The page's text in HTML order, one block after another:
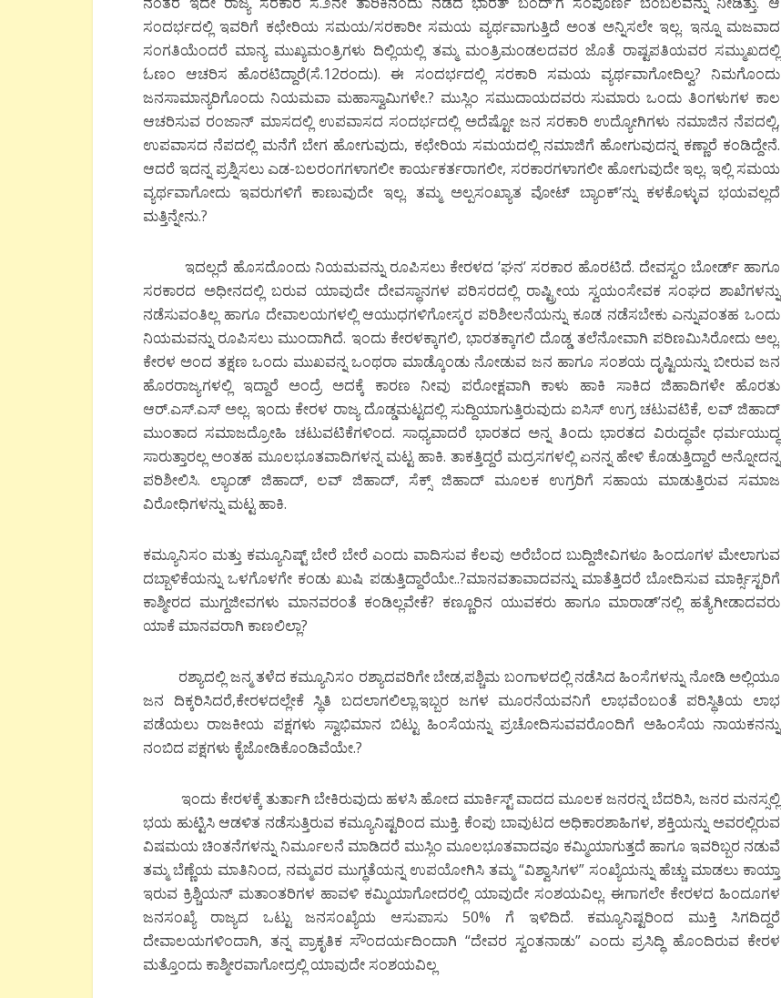
ಸಂದರ್ಭದಲ್ಲಿ ಇವರಿಗೆ ಕಛೇರಿಯ ಸಮಯ/ಸರಕಾರೀ ಸಮಯ ವ್ಯರ್ಥವಾಗುತ್ತಿದೆ ಅಂತ ಅನ್ನಿಸಲೇ ಇಲ್ಲ. ಇನ್ನೂ ಮಜವಾದ
ಸಂಗತಿಯೆಂದರೆ ಮಾನ್ಯ ಮುಖ್ಯಮಂತ್ರಿಗಳು ದಿಲ್ಲಿಯಲ್ಲಿ ತಮ್ಮ ಮಂತ್ರಿಮಂಡಲದವರ ಜೊತೆ ರಾಷ್ಟಪತಿಯವರ ಸಮ್ಮುಖದಲ್ಲಿ
ಓಣಂ ಆಚರಿಸ ಹೊರಟಿದ್ದಾರೆ(ಸೆ.12ರಂದು). ಈ ಸಂದರ್ಭದಲ್ಲಿ ಸರಕಾರಿ ಸಮಯ ವ್ಯರ್ಥವಾಗೋದಿಲ್ವ? ನಿಮಗೊಂದು
ಜನಸಾಮಾನ್ಯರಿಗೊಂದು ನಿಯಮವಾ ಮಹಾಸ್ವಾಮಿಗಳೇ.? ಮುಸ್ಲಿಂ ಸಮುದಾಯದವರು ಸುಮಾರು ಒಂದು ತಿಂಗಳುಗಳ ಕಾಲ
ಆಚರಿಸುವ ರಂಜಾನ್ ಮಾಸದಲ್ಲಿ ಉಪವಾಸದ ಸಂದರ್ಭದಲ್ಲಿ ಅದೆಷ್ಟೋ ಜನ ಸರಕಾರಿ ಉದ್ಯೋಗಿಗಳು ನಮಾಜಿನ ನೆಪದಲ್ಲಿ,
ಉಪವಾಸದ ನೆಪದಲ್ಲಿ ಮನೆಗೆ ಬೇಗ ಹೋಗುವುದು, ಕಛೇರಿಯ ಸಮಯದಲ್ಲಿ ನಮಾಜಿಗೆ ಹೋಗುವುದನ್ನ ಕಣ್ಣಾರೆ ಕಂಡಿದ್ದೇನೆ.
ಆದರೆ ಇದನ್ನ ಪ್ರಶ್ನಿಸಲು ಎಡ-ಬಲರಂಗಗಳಾಗಲೀ ಕಾರ್ಯಕರ್ತರಾಗಲೀ, ಸರಕಾರಗಳಾಗಲೀ ಹೋಗುವುದೇ ಇಲ್ಲ. ಇಲ್ಲಿ ಸಮಯ
ವ್ಯರ್ಥವಾಗೋದು ಇವರುಗಳಿಗೆ ಕಾಣುವುದೇ ಇಲ್ಲ. ತಮ್ಮ ಅಲ್ಪಸಂಖ್ಯಾತ ವೋಟ್ ಬ್ಯಾಂಕ್’ನ್ನು ಕಳಕೊಳ್ಳುವ ಭಯವಲ್ಲದೆ
ಮತ್ತಿನ್ನೇನು.?
ಇದಲ್ಲದೆ ಹೊಸದೊಂದು ನಿಯಮವನ್ನು ರೂಪಿಸಲು ಕೇರಳದ ’ಘನ’ ಸರಕಾರ ಹೊರಟಿದೆ. ದೇವಸ್ವಂ ಬೋರ್ಡ್ ಹಾಗೂ
ಸರಕಾರದ ಅಧೀನದಲ್ಲಿ ಬರುವ ಯಾವುದೇ ದೇವಸ್ಥಾನಗಳ ಪರಿಸರದಲ್ಲಿ ರಾಷ್ಟ್ರೀಯ ಸ್ವಯಂಸೇವಕ ಸಂಘದ ಶಾಖೆಗಳನ್ನು
ನಡೆಸುವಂತಿಲ್ಲ ಹಾಗೂ ದೇವಾಲಯಗಳಲ್ಲಿ ಆಯುಧಗಳಿಗೋಸ್ಕರ ಪರಿಶೀಲನೆಯನ್ನು ಕೂಡ ನಡೆಸಬೇಕು ಎನ್ನುವಂತಹ ಒಂದು
ನಿಯಮವನ್ನು ರೂಪಿಸಲು ಮುಂದಾಗಿದೆ. ಇಂದು ಕೇರಳಕ್ಕಾಗಲಿ, ಭಾರತಕ್ಕಾಗಲಿ ದೊಡ್ಡ ತಲೆನೋವಾಗಿ ಪರಿಣಮಿಸಿರೋದು ಅಲ್ಲ.
ಕೇರಳ ಅಂದ ತಕ್ಷಣ ಒಂದು ಮುಖವನ್ನ ಒಂಥರಾ ಮಾಡ್ಕೊಂಡು ನೋಡುವ ಜನ ಹಾಗೂ ಸಂಶಯ ದೃಷ್ಟಿಯನ್ನು ಬೀರುವ ಜನ
ಹೊರರಾಜ್ಯಗಳಲ್ಲಿ ಇದ್ದಾರೆ ಅಂದ್ರೆ ಅದಕ್ಕೆ ಕಾರಣ ನೀವು ಪರೋಕ್ಷವಾಗಿ ಕಾಳು ಹಾಕಿ ಸಾಕಿದ ಜಿಹಾದಿಗಳೇ ಹೊರತು
ಆರ್.ಎಸ್.ಎಸ್ ಅಲ್ಲ. ಇಂದು ಕೇರಳ ರಾಜ್ಯ ದೊಡ್ಡಮಟ್ಟದಲ್ಲಿ ಸುದ್ದಿಯಾಗುತ್ತಿರುವುದು ಐಸಿಸ್ ಉಗ್ರ ಚಟುವಟಿಕೆ, ಲವ್ ಜಿಹಾದ್
ಮುಂತಾದ ಸಮಾಜದ್ರೋಹಿ ಚಟುವಟಿಕೆಗಳಿಂದ. ಸಾಧ್ಯವಾದರೆ ಭಾರತದ ಅನ್ನ ತಿಂದು ಭಾರತದ ವಿರುದ್ಧವೇ ಧರ್ಮಯುದ್ಧ
ಸಾರುತ್ತಾರಲ್ಲ ಅಂತಹ ಮೂಲಭೂತವಾದಿಗಳನ್ನ ಮಟ್ಟ ಹಾಕಿ. ತಾಕತ್ತಿದ್ದರೆ ಮದ್ರಸಗಳಲ್ಲಿ ಏನನ್ನ ಹೇಳಿ ಕೊಡುತ್ತಿದ್ದಾರೆ ಅನ್ನೋದನ್ನ
ಪರಿಶೀಲಿಸಿ. ಲ್ಯಾಂಡ್ ಜಿಹಾದ್, ಲವ್ ಜಿಹಾದ್, ಸೆಕ್ಸ್ ಜಿಹಾದ್ ಮೂಲಕ ಉಗ್ರರಿಗೆ ಸಹಾಯ ಮಾಡುತ್ತಿರುವ ಸಮಾಜ
ವಿರೋಧಿಗಳನ್ನು ಮಟ್ಟ ಹಾಕಿ.
ಕಮ್ಯೂನಿಸಂ ಮತ್ತು ಕಮ್ಯೂನಿಷ್ಟ್ ಬೇರೆ ಬೇರೆ ಎಂದು ವಾದಿಸುವ ಕೆಲವು ಅರೆಬೆಂದ ಬುದ್ದಿಜೀವಿಗಳೂ ಹಿಂದೂಗಳ ಮೇಲಾಗುವ
ದಬ್ಬಾಳಿಕೆಯನ್ನು ಒಳಗೊಳಗೇ ಕಂಡು ಖುಷಿ ಪಡುತ್ತಿದ್ದಾರೆಯೇ..?ಮಾನವತಾವಾದವನ್ನು ಮಾತೆತ್ತಿದರೆ ಬೋದಿಸುವ ಮಾರ್ಕ್ಸಿಸ್ಟರಿಗೆ
ಕಾಶ್ಮೀರದ ಮುಗ್ದಜೀವಗಳು ಮಾನವರಂತೆ ಕಂಡಿಲ್ಲವೇಕೆ? ಕಣ್ಣೂರಿನ ಯುವಕರು ಹಾಗೂ ಮಾರಾಡ್’ನಲ್ಲಿ ಹತ್ಯೆಗೀಡಾದವರು
ಯಾಕೆ ಮಾನವರಾಗಿ ಕಾಣಲಿಲ್ಲಾ?
ರಶ್ಯಾದಲ್ಲಿ ಜನ್ಮ ತಳೆದ ಕಮ್ಯೂನಿಸಂ ರಶ್ಯಾದವರಿಗೇ ಬೇಡ,ಪಶ್ಚಿಮ ಬಂಗಾಳದಲ್ಲಿ ನಡೆಸಿದ ಹಿಂಸೆಗಳನ್ನು ನೋಡಿ ಅಲ್ಲಿಯೂ
ಜನ ದಿಕ್ಕರಿಸಿದರೆ,ಕೇರಳದಲ್ಲೇಕೆ ಸ್ಥಿತಿ ಬದಲಾಗಲಿಲ್ಲಾ.ಇಬ್ಬರ ಜಗಳ ಮೂರನೆಯವನಿಗೆ ಲಾಭವೆಂಬಂತೆ ಪರಿಸ್ಥಿತಿಯ ಲಾಭ
ಪಡೆಯಲು ರಾಜಕೀಯ ಪಕ್ಷಗಳು ಸ್ವಾಭಿಮಾನ ಬಿಟ್ಟು ಹಿಂಸೆಯನ್ನು ಪ್ರಚೋದಿಸುವವರೊಂದಿಗೆ ಅಹಿಂಸೆಯ ನಾಯಕನನ್ನು
ನಂಬಿದ ಪಕ್ಷಗಳು ಕೈಜೋಡಿಕೊಂಡಿವೆಯೇ.?
ಇಂದು ಕೇರಳಕ್ಕೆ ತುರ್ತಾಗಿ ಬೇಕಿರುವುದು ಹಳಸಿ ಹೋದ ಮಾರ್ಕಿಸ್ಟ್ ವಾದದ ಮೂಲಕ ಜನರನ್ನ ಬೆದರಿಸಿ, ಜನರ ಮನಸ್ಸಲ್ಲಿ
ಭಯ ಹುಟ್ಟಿಸಿ ಆಡಳಿತ ನಡೆಸುತ್ತಿರುವ ಕಮ್ಯೂನಿಷ್ಟರಿಂದ ಮುಕ್ತಿ. ಕೆಂಪು ಬಾವುಟದ ಅಧಿಕಾರಶಾಹಿಗಳ, ಶಕ್ತಿಯನ್ನು ಅವರಲ್ಲಿರುವ
ವಿಷಮಯ ಚಿಂತನೆಗಳನ್ನು ನಿರ್ಮೂಲನೆ ಮಾಡಿದರೆ ಮುಸ್ಲಿಂ ಮೂಲಭೂತವಾದವೂ ಕಮ್ಮಿಯಾಗುತ್ತದೆ ಹಾಗೂ ಇವರಿಬ್ಬರ ನಡುವೆ
ತಮ್ಮ ಬೆಣ್ಣೆಯ ಮಾತಿನಿಂದ, ನಮ್ಮವರ ಮುಗ್ಧತೆಯನ್ನ ಉಪಯೋಗಿಸಿ ತಮ್ಮ “ವಿಶ್ವಾಸಿಗಳ” ಸಂಖ್ಯೆಯನ್ನು ಹೆಚ್ಚು ಮಾಡಲು ಕಾಯ್ತಾ
ಇರುವ ಕ್ರಿಶ್ಚಿಯನ್ ಮತಾಂತರಿಗಳ ಹಾವಳಿ ಕಮ್ಮಿಯಾಗೋದರಲ್ಲಿ ಯಾವುದೇ ಸಂಶಯವಿಲ್ಲ. ಈಗಾಗಲೇ ಕೇರಳದ ಹಿಂದೂಗಳ
ಜನಸಂಖ್ಯೆ ರಾಜ್ಯದ ಒಟ್ಟು ಜನಸಂಖ್ಯೆಯ ಆಸುಪಾಸು 50% ಗೆ ಇಳಿದಿದೆ. ಕಮ್ಯೂನಿಷ್ಟರಿಂದ ಮುಕ್ತಿ ಸಿಗದಿದ್ದರೆ
ದೇವಾಲಯಗಳಿಂದಾಗಿ, ತನ್ನ ಪ್ರಾಕೃತಿಕ ಸೌಂದರ್ಯದಿಂದಾಗಿ “ದೇವರ ಸ್ವಂತನಾಡು” ಎಂದು ಪ್ರಸಿದ್ಧಿ ಹೊಂದಿರುವ ಕೇರಳ
ಮತ್ತೊಂದು ಕಾಶ್ಮೀರವಾಗೋದ್ರಲ್ಲಿ ಯಾವುದೇ ಸಂಶಯವಿಲ್ಲ